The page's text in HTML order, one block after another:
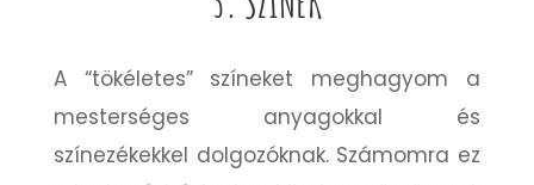
A “tökéletes” színeket meghagyom a
mesterséges anyagokkal és
színezékekkel dolgozóknak. Számomra ez